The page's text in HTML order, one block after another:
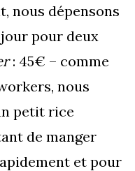
nous dépensons
pour deux
: 45€ – comme
nous
petit rice
de manger
et pour